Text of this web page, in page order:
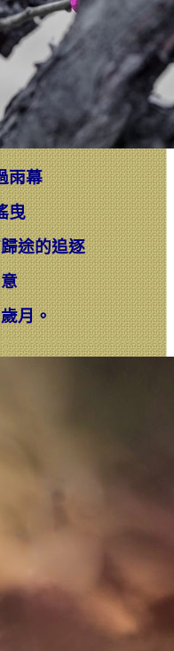
雨幕
曳
途的追逐
月。